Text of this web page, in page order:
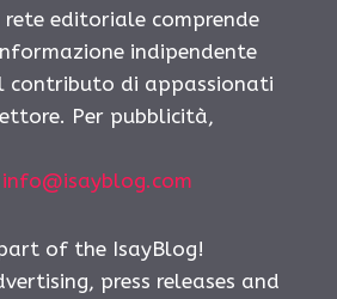
editoriale comprende
indipendente
contributo di appassionati
Per pubblicità,
info@isayblog.com
of the IsayBlog!
press releases and